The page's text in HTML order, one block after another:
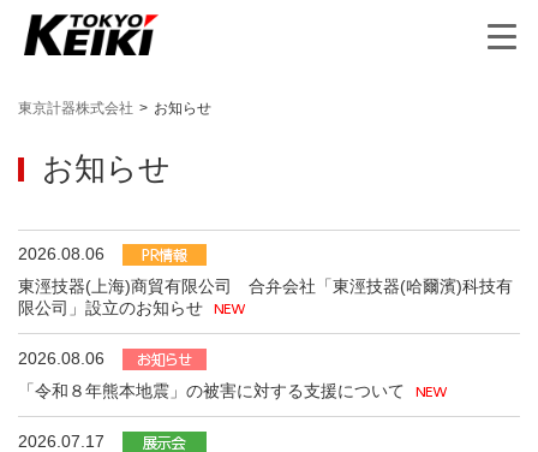
東京計器株式会社 > お知らせ
お知らせ
2026.08.06
東涇技器(上海)商貿有限公司 合弁会社「東涇技器(哈爾濱)科技有
限公司」設立のお知らせ
2026.08.06
「令和８年熊本地震」の被害に対する支援について
2026.07.17